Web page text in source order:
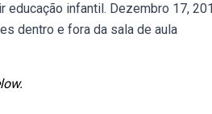
infantil. Dezembro 17,
dentro e fora da sala de aula